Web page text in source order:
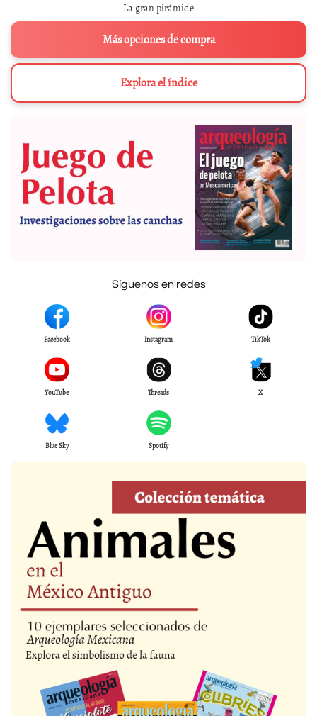
La gran pirámide
Más opciones de compra
Explora el índice
Síguenos en redes
Facebook Instagram TikTok
YouTube Threads X
Blue Sky Spotify